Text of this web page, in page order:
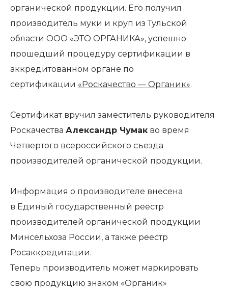
органической продукции. Его получил
производитель муки и круп из Тульской
области ООО «ЭТО ОРГАНИКА», успешно
прошедший процедуру сертификации в
аккредитованном органе по
сертификации «Роскачество — Органик».
Сертификат вручил заместитель руководителя
Роскачества Александр Чумак во время
Четвертого всероссийского съезда
производителей органической продукции.
Информация о производителе внесена
в Единый государственный реестр
производителей органической продукции
Минсельхоза России, а также реестр
Росаккредитации.
Теперь производитель может маркировать
свою продукцию знаком «Органик»